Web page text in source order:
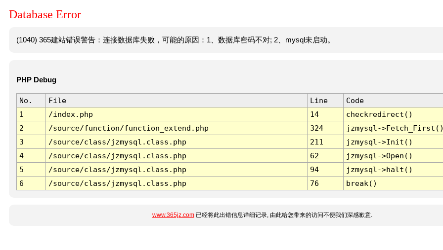
Database Error
(1040) 365建站错误警告：连接数据库失败，可能的原因：1、数据库密码不对; 2、mysql未启动。
PHP Debug
No. File Line
Code
1
/index.php 14
checkredirect()
2
/source/function/function_extend.php 324
jzmysql-
3
/source/class/jzmysql.class.php 211
jzmysql->Init()
4
/source/class/jzmysql.class.php 62
jzmysql->Open()
5
/source/class/jzmysql.class.php 94
jzmysql->halt()
6
/source/class/jzmysql.class.php 76 break()
www.365jz.com已经将此出错信息详细记录, 由此给您带来的访问不便我们深感歉意.